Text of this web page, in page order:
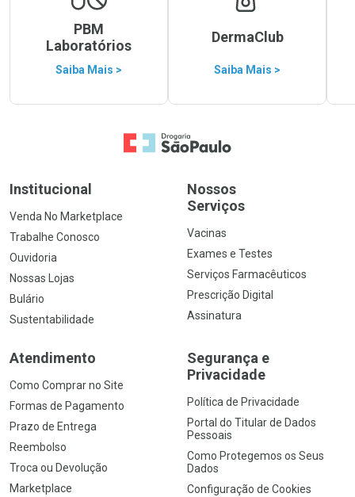
PBM
Laboratórios
Saiba Mais >
DermaClub
Saiba Mais >
Ir para a Home
Institucional
Venda No Marketplace
Trabalhe Conosco
Ouvidoria
Nossas Lojas
Bulário
Sustentabilidade
Nossos
Serviços
Vacinas
Exames e Testes
Serviços Farmacêuticos
Prescrição Digital
Assinatura
Atendimento
Como Comprar no Site
Formas de Pagamento
Prazo de Entrega
Reembolso
Troca ou Devolução
Marketplace
Segurança e
Privacidade
Política de Privacidade
Portal do Titular de Dados
Pessoais
Como Protegemos os Seus
Dados
Configuração de Cookies